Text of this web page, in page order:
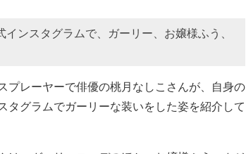
ンスタグラムで、ガーリー、お嬢様ふう、
プレーヤーで俳優の桃月なしこさんが、自身の
タグラムでガーリーな装いをした姿を紹介して